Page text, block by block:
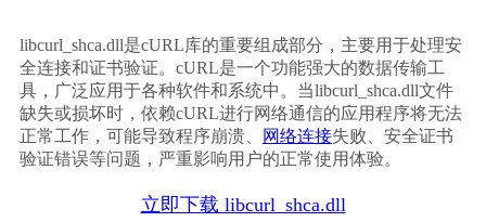
libcurl_shca.dll是cURL库的重要组成部分，主要用于处理安
全连接和证书验证。cURL是一个功能强大的数据传输工
具，广泛应用于各种软件和系统中。当libcurl_shca.dll文件
缺失或损坏时，依赖cURL进行网络通信的应用程序将无法
正常工作，可能导致程序崩溃、
网络连接失败、安全证书
验证错误等问题，严重影响用户的正常使用体验。
立即下载 libcurl_shca.dll